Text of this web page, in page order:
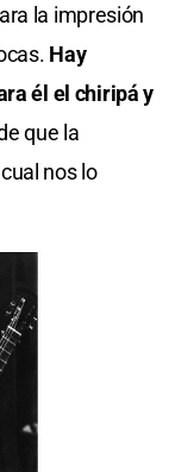
la impresión
Hay
él el chiripá y
que la
nos lo